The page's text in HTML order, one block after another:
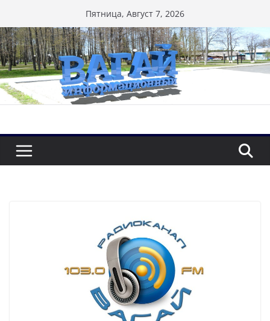
к
содержимому
Пятница, Август 7, 2026